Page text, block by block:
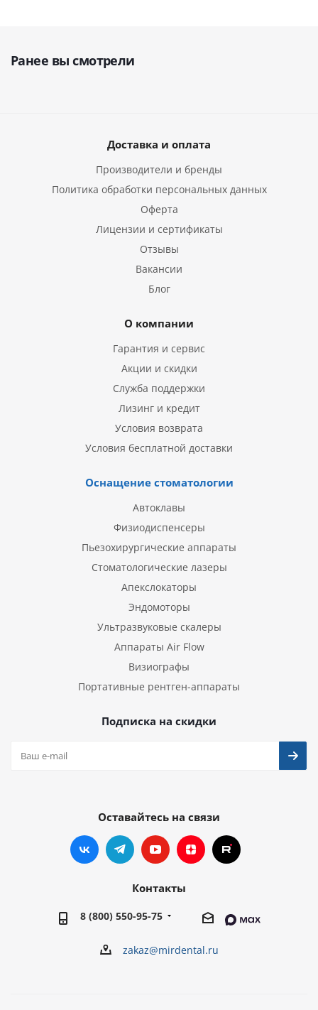
Ранее вы смотрели
Доставка и оплата
Производители и бренды
Политика обработки персональных данных
Оферта
Лицензии и сертификаты
Отзывы
Вакансии
Блог
О компании
Гарантия и сервис
Акции и скидки
Служба поддержки
Лизинг и кредит
Условия возврата
Условия бесплатной доставки
Оснащение стоматологии
Автоклавы
Физиодиспенсеры
Пьезохирургические аппараты
Стоматологические лазеры
Апекслокаторы
Эндомоторы
Ультразвуковые скалеры
Аппараты Air Flow
Визиографы
Портативные рентген-аппараты
Подписка на скидки
Оставайтесь на связи
Контакты
8 (800) 550-95-75
zakaz@mirdental.ru